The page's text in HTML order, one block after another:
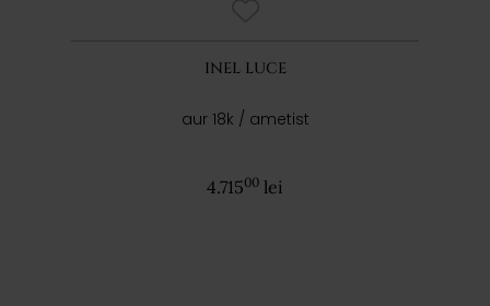
INEL LUCE
aur 18k / ametist
4.71500 lei